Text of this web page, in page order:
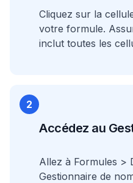
Cliquez sur la
votre formule.
inclut toutes les
2
Accédez au
Allez à Formules >
Gestionnaire de